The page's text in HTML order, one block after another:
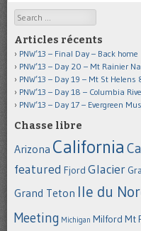
Search
Articles récents
PNW’13 – Final Day – Back home
PNW’13 – Day 20 – Mt Rainier
PNW’13 – Day 19 – Mt St
PNW’13 – Day 18 – Columbia
PNW’13 – Day 17 – Evergreen
Chasse libre
Arizona California
featured Fjord Glacier
Grand Teton Ile du
Meeting Michigan Milford Mt